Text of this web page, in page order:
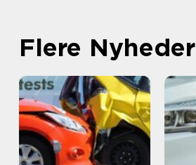
Flere Nyheder